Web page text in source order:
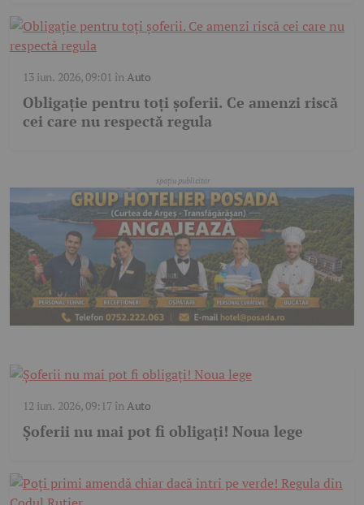
13 iun. 2026, 09:01 înAuto
Obligație pentru toți șoferii. Ce amenzi riscă
cei care nu respectă regula
12 iun. 2026, 09:17înAuto
Șoferii nu mai pot fi obligați! Noua lege